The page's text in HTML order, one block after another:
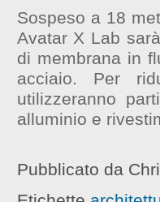
Sospeso a 18
Avatar X Lab
di membrana in
acciaio. Per
utilizzeranno
alluminio e
Pubblicato da